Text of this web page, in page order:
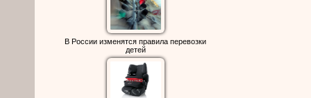
В России изменятся правила перевозки
детей